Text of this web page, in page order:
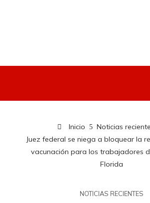
Inicio
Noticias
Juez federal se niega a bloquear la
vacunación para los trabajadores
Florida
NOTICIAS RECIENTES